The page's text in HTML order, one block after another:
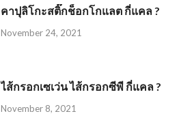
คาปุลิโกะสติ๊กช็อกโกแลต กี่แคล ?
November 24, 2021
ไส้กรอกเซเว่น ไส้กรอกซีพี กี่แคล ?
November 8, 2021